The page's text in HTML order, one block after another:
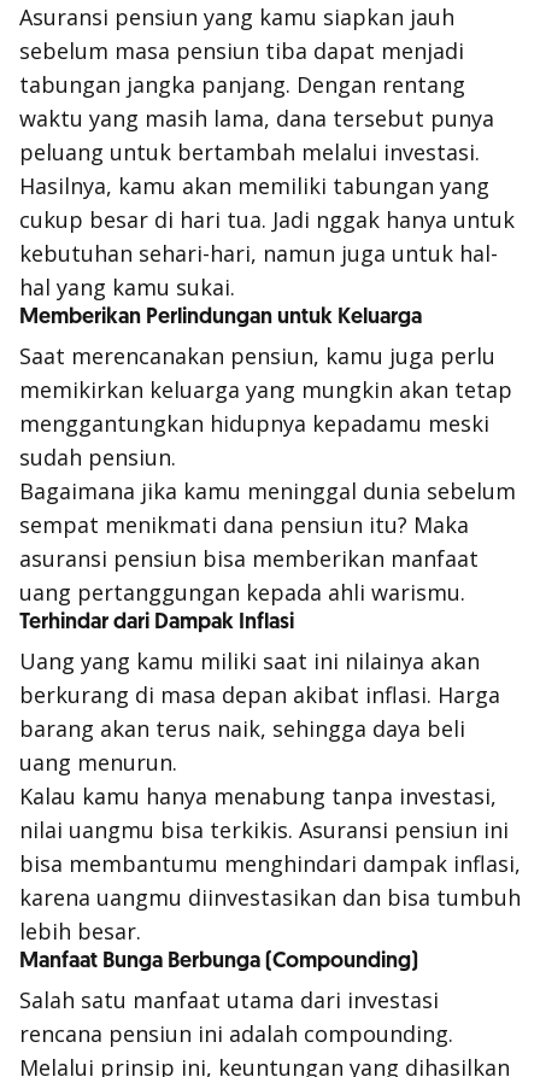
Asuransi pensiun yang kamu siapkan jauh
sebelum masa pensiun tiba dapat menjadi
tabungan jangka panjang. Dengan rentang
waktu yang masih lama, dana tersebut punya
peluang untuk bertambah melalui investasi.
Hasilnya, kamu akan memiliki tabungan yang
cukup besar di hari tua. Jadi nggak hanya untuk
kebutuhan sehari-hari, namun juga untuk hal-
hal yang kamu sukai.
Memberikan Perlindungan untuk Keluarga
Saat merencanakan pensiun, kamu juga perlu
memikirkan keluarga yang mungkin akan tetap
menggantungkan hidupnya kepadamu meski
sudah pensiun.
Bagaimana jika kamu meninggal dunia sebelum
sempat menikmati dana pensiun itu? Maka
asuransi pensiun bisa memberikan manfaat
uang pertanggungan kepada ahli warismu.
Terhindar dari Dampak Inflasi
Uang yang kamu miliki saat ini nilainya akan
berkurang di masa depan akibat inflasi. Harga
barang akan terus naik, sehingga daya beli
uang menurun.
Kalau kamu hanya menabung tanpa investasi,
nilai uangmu bisa terkikis. Asuransi pensiun ini
bisa membantumu menghindari dampak inflasi,
karena uangmu diinvestasikan dan bisa tumbuh
lebih besar.
Manfaat Bunga Berbunga (Compounding)
Salah satu manfaat utama dari investasi
rencana pensiun ini adalah compounding.
Melalui prinsip ini, keuntungan yang dihasilkan